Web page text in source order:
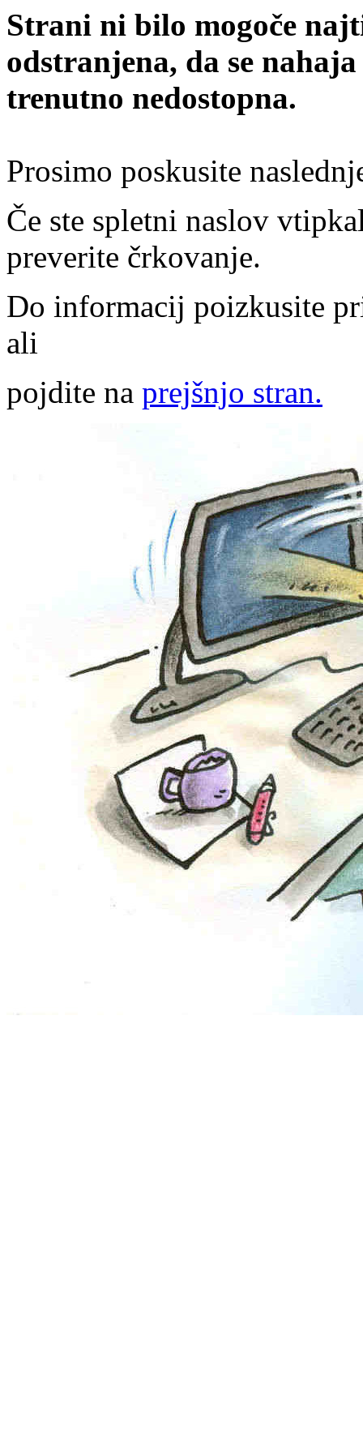
Strani ni bilo mogoče
odstranjena, da se
trenutno nedostopna.
Prosimo poskusite
Če ste spletni naslov
preverite črkovanje.
Do informacij poizkusite
ali
pojdite na prejšnjo stran.